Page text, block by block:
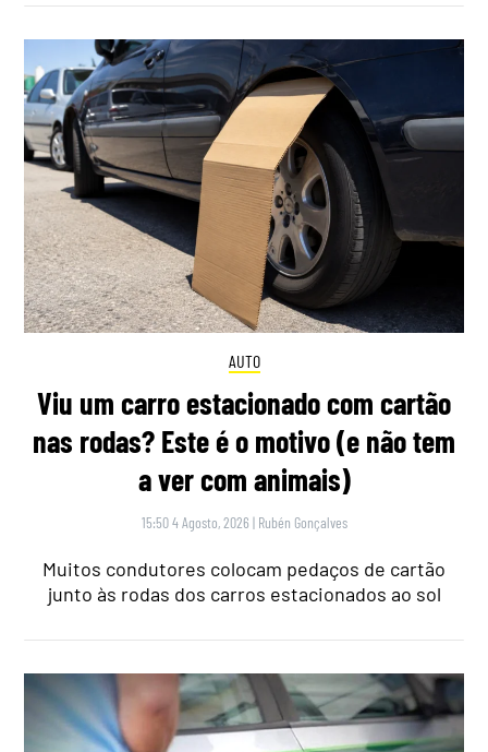
AUTO
Viu um carro estacionado com cartão
nas rodas? Este é o motivo (e não tem
a ver com animais)
15:50 4 Agosto, 2026 | Rubén Gonçalves
Muitos condutores colocam pedaços de cartão
junto às rodas dos carros estacionados ao sol